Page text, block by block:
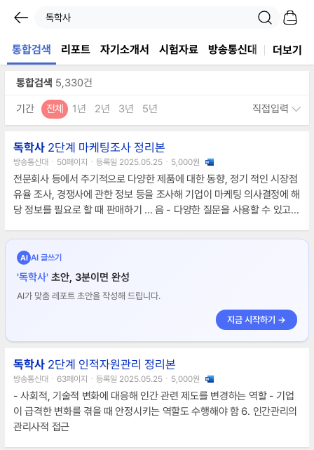
통합검색 리포트 자기소개서 시험자료 방송통신대 서식 노
더보기
통합검색 5,330건
기간 전체 1년 2년 3년 5년 직접입력
독학사 2단계 마케팅조사 정리본
방송통신대ㆍ50페이지ㆍ등록일 2025.05.25ㆍ5,000원
전문회사 등에서 주기적으로 다양한 제품에 대한 동향, 정기 적인 시장점
유율 조사, 경쟁사에 관한 정보 등을 조사해 기업이 마케팅 의사결정에 해
당 정보를 필요로 할 때 판매하기 ... 음 - 다양한 질문을 사용할 수 있고
향을 배제시킬 수 있음 - 응답자의 과거의 행동이나 사적 행위
AI AI 글쓰기
'독학사' 초안, 3분이면 완성
AI가 맞춤 레포트 초안을 작성해 드립니다.
지금 시작하기 →
독학사 2단계 인적자원관리 정리본
방송통신대ㆍ63페이지ㆍ등록일 2025.05.25ㆍ5,000원
- 사회적, 기술적 변화에 대응해 인간 관련 제도를 변경하는 역할 - 기업
이 급격한 변화를 겪을 때 안정시키는 역할도 수행해야 함 6. 인간관리의
관리사적 접근